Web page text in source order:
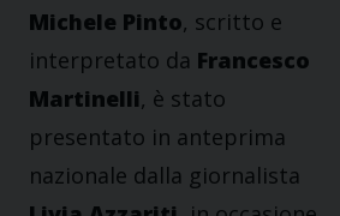
Michele Pinto, scritto e
interpretato da Francesco
Martinelli, è stato
presentato in anteprima
nazionale dalla giornalista